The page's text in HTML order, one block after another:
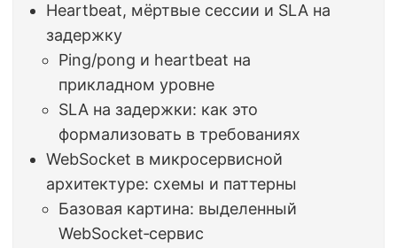
Heartbeat, мёртвые сессии и SLA на
задержку
Ping/pong и heartbeat на
прикладном уровне
SLA на задержки: как это
формализовать в требованиях
WebSocket в микросервисной
архитектуре: схемы и паттерны
Базовая картина: выделенный
WebSocket‑сервис